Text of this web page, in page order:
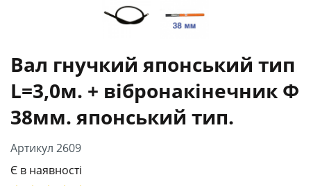
Вал гнучкий японський тип
L=3,0м. + вібронакінечник Ф
38мм. японський тип.
Артикул 2609
Є в наявності